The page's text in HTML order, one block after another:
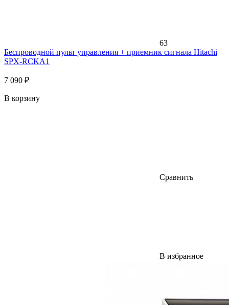
63
Беспроводной пульт управления + приемник сигнала Hitachi
SPX-RCKA1
7 090 ₽
В корзину
Сравнить
В избранное